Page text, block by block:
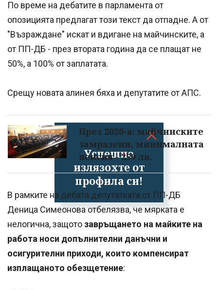
Успешно
излязохте от
профила си!
По време на дебатите в парламента от
опозицията предлагат този текст да отпадне. А от
"Възраждане" искат и вдигане на майчинските, а
от ПП-ДБ - през втората година да се плащат не
50%, а 100% от заплатата.
Срещу новата алинея бяха и депутатите от АПС.
През 2020-а: майчинските
замразени, минималната
пенсия - 250 лв.
В рамките на дебата депутатката от ПП-ДБ
Деница Симеонова отбелязва, че мярката е
нелогична, защото завръщането на майките на
работа носи допълнителни данъчни и
осигурителни приходи, които компенсират
изплащаното обезщетение: